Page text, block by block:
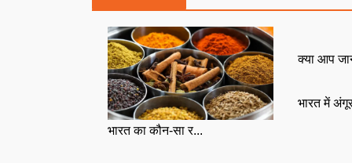
भारत का कौन-सा र...
क्या आप
भारत में